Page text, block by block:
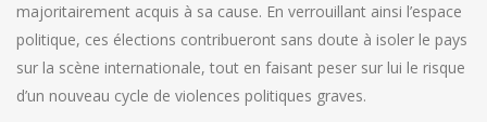
majoritairement acquis à sa cause. En verrouillant ainsi l’espace
politique, ces élections contribueront sans doute à isoler le pays
sur la scène internationale, tout en faisant peser sur lui le risque
d’un nouveau cycle de violences politiques graves.